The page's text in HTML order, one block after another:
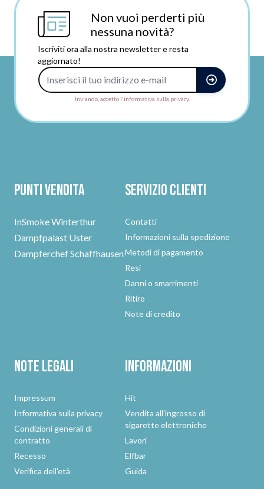
Non vuoi perderti più
nessuna novità?
Iscriviti ora alla nostra newsletter e resta
aggiornato!
Inviando, accetto l'informativa sulla privacy.
Punti vendita
InSmoke Winterthur
Dampfpalast Uster
Dampferchef Schaffhausen
Servizio clienti
Contatti
Informazioni sulla spedizione
Metodi di pagamento
Resi
Danni o smarrimenti
Ritiro
Note di credito
Note legali
Impressum
Informativa sulla privacy
Condizioni generali di
contratto
Recesso
Verifica dell'età
Informazioni
Hit
Vendita all'ingrosso di
sigarette elettroniche
Lavori
Elfbar
Guida